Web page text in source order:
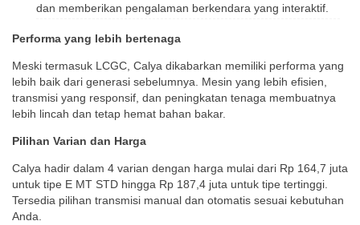
dan memberikan pengalaman berkendara yang interaktif.
Performa yang lebih bertenaga
Meski termasuk LCGC, Calya dikabarkan memiliki performa yang
lebih baik dari generasi sebelumnya. Mesin yang lebih efisien,
transmisi yang responsif, dan peningkatan tenaga membuatnya
lebih lincah dan tetap hemat bahan bakar.
Pilihan Varian dan Harga
Calya hadir dalam 4 varian dengan harga mulai dari Rp 164,7 juta
untuk tipe E MT STD hingga Rp 187,4 juta untuk tipe tertinggi.
Tersedia pilihan transmisi manual dan otomatis sesuai kebutuhan
Anda.